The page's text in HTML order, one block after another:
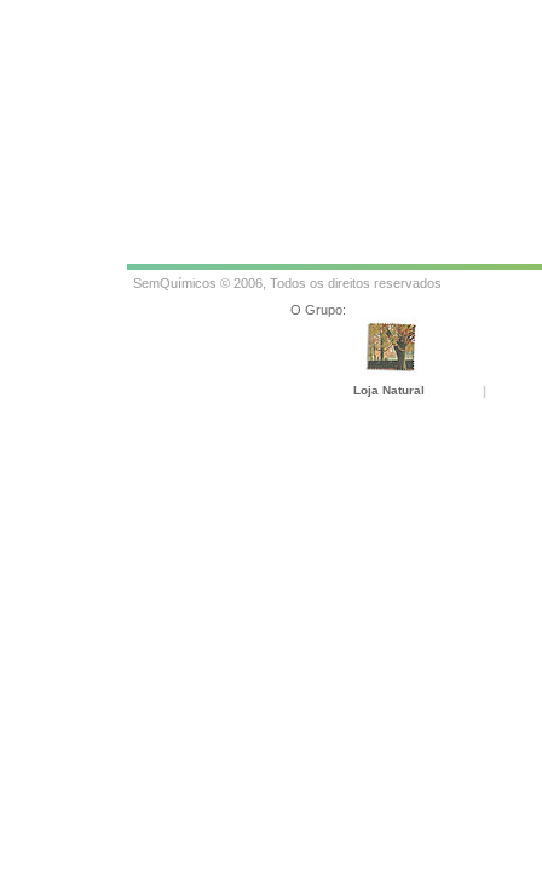
SemQuímicos © 2006, Todos os direitos reservados
O Grupo:
Loja Natural |